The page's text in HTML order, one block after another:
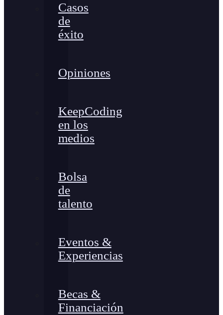
Casos
de
éxito
Opiniones
KeepCoding
en los
medios
Bolsa
de
talento
Eventos &
Experiencias
Becas &
Financiación